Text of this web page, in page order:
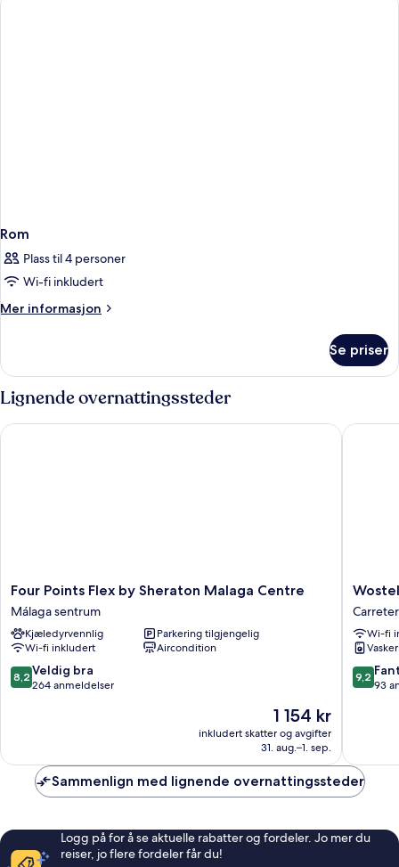
Rom
Plass til 4 personer
Wi-fi inkludert
Mer informasjon
Mer
Se priser
Lignende overnattingssteder
Four
Points
Flex
by
Sheraton
Malaga
Centre
Four Points Flex by Sheraton Malaga Centre
Málaga sentrum
Kjæledyrvennlig
Parkering tilgjengelig
Wi-fi inkludert
Aircondition
8.2
av
anmeldelser
8,2 Veldig bra
264 anmeldelser
Prisen
1 154 kr
1 154 kr
inkludert skatter og avgifter
31. aug.–1. sep.
Four Points Flex by Sheraton Malaga Centre
Wostel
Malaga
de
Cadiz
Wi-fi
9.2
av
9,2
93
Wostel
Sammenlign med lignende overnattingssteder
Logg på for å se aktuelle rabatter og fordeler. Jo mer du
reiser, jo flere fordeler får du!